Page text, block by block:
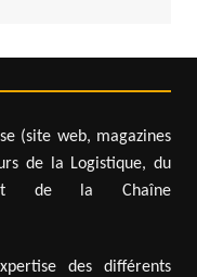
(site web, magazines
de la Logistique, du
et de la Chaîne
des différents